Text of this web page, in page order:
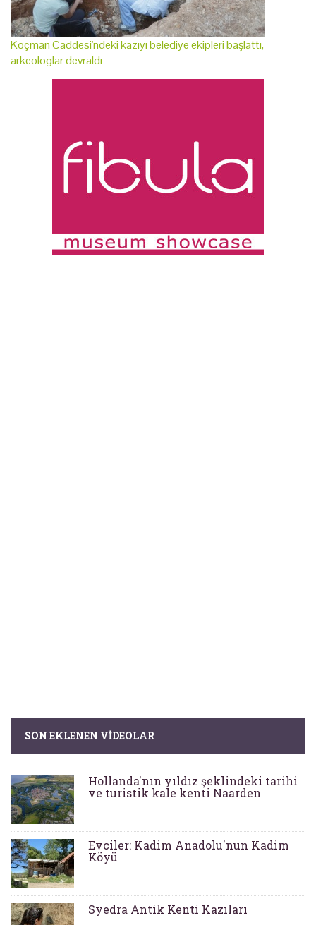
Koçman Caddesi'ndeki kazıyı belediye ekipleri başlattı,
arkeologlar devraldı
SON EKLENEN VIDEOLAR
Hollanda'nın yıldız şeklindeki tarihi
ve turistik kale kenti Naarden
Evciler: Kadim Anadolu'nun Kadim
Köyü
Syedra Antik Kenti Kazıları